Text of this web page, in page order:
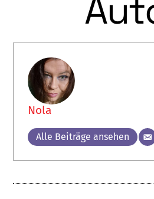
Nola
Alle Beiträge ansehen